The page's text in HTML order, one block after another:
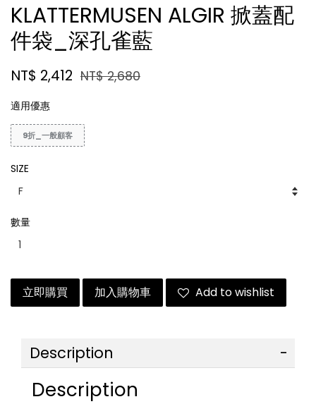
KLATTERMUSEN ALGIR 掀蓋配
件袋_深孔雀藍
NT$ 2,412 NT$ 2,680
適用優惠
9折_一般顧客
SIZE
數量
立即購買 加入購物車 Add to wishlist
Description
Description